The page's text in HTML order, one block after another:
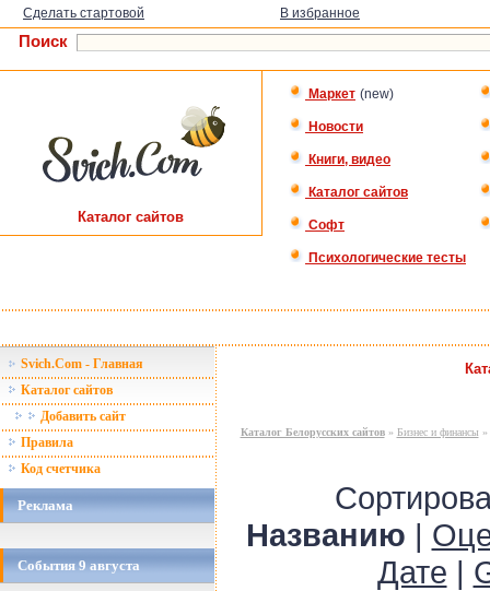
Сделать стартовой В избранное
Поиск
Каталог сайтов
Маркет (new)
Новости
Книги, видео
Каталог сайтов
Софт
Психологические тесты
Svich.Com - Главная
Каталог сайтов
Добавить сайт
Правила
Код счетчика
Реклама
События 9 августа
Каталог Белорусских сайтов» Бизнес и финансы
Названию |
Дате |